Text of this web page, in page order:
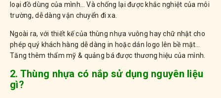
loại đồ dùng của mình… Và chống lại được khắc nghiệt của môi
trường, dễ dàng vận chuyển đi xa.
Ngoài ra, với thiết kế của thùng nhựa vuông hay chữ nhật cho
phép quý khách hàng dễ dàng in hoặc dán logo lên bề mặt…
Tăng thêm thẩm mỹ & quảng bá được thương hiệu của mình.
2. Thùng nhựa có nắp sử dụng nguyên liệu
gì?